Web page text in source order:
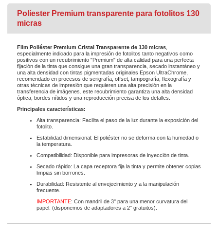
Políester Premium transparente para fotolitos 130
micras
Film Poliéster Premium Cristal Transparente de 130 micras
especialmente indicado para la impresión de fotolitos tanto negativos como
positivos con un recubrimiento "Premium" de alta calidad para una perfecta
fijación de la tinta que consigue una gran transparencia, secado instantáneo y
una alta densidad con tintas pigmentadas originales Epson UltraChrome,
recomendado en procesos de serigrafía, offset, tampografía, flexografía y
otras técnicas de impresión que requieren una alta precisión en la
transferencia de imágenes. este recubrimiento garantiza una alta densidad
óptica, bordes nítidos y una reproducción precisa de los detalles.
Principales características:
Alta transparencia: Facilita el paso de la luz durante la exposición del
fotolito.
Estabilidad dimensional: El poliéster no se deforma con la humedad o
la temperatura.
Compatibilidad: Disponible para impresoras de inyección de tinta.
Secado rápido: La capa receptora fija la tinta y permite obtener copias
limpias sin borrones.
Durabilidad: Resistente al envejecimiento y a la manipulación
frecuente.
IMPORTANTE: Con mandril de 3" para una menor curvatura del
papel. (disponemos de adaptadores a 2" gratuitos).